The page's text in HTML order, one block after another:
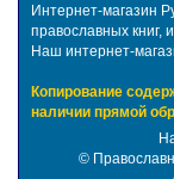
Интернет-магазин
православных книг,
Наш интернет-
Копирование
наличии прямой
©